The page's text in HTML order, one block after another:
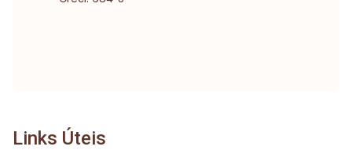
Links Úteis